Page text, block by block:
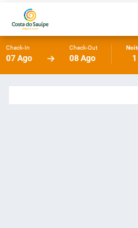
Check-In
07 Ago
Check-Out
08 Ago 1